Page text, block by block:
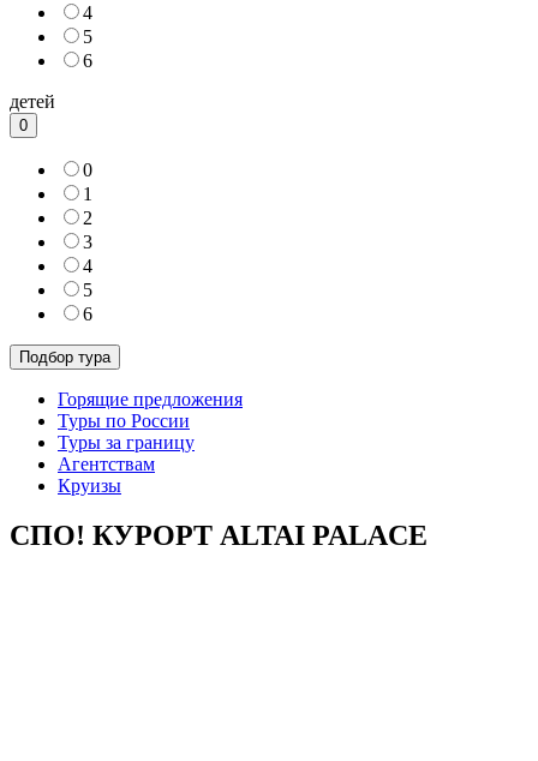
4
5
6
детей
0
0
1
2
3
4
5
6
Горящие предложения
Туры по России
Туры за границу
Агентствам
Круизы
СПО! КУРОРТ ALTAI PALACE